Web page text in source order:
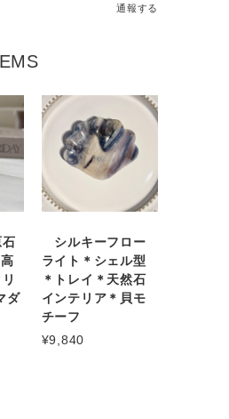
通報する
ダ
シルキーフロー
ライト＊シェル型
＊トレイ＊天然石
インテリア＊貝モ
チーフ
¥9,840